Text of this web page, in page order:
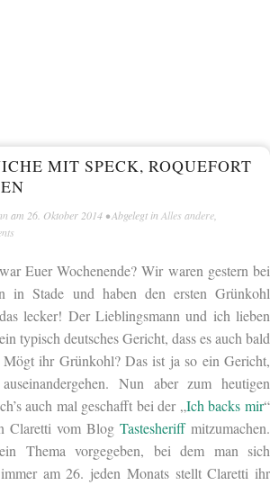
MIT SPECK, ROQUEFORT
am 26. Oktober 2014 • Abgelegt in Alles andere
Euer Wochenende? Wir waren gestern bei
in Stade und haben den ersten Grünkohl
lecker! Der Lieblingsmann und ich lieben
typisch deutsches Gericht, dass es auch bald
ihr Grünkohl? Das ist ja so ein Gericht,
Nun aber zum heutigen
auch mal geschafft bei der „Ich backs mir“
Claretti vom Blog Tastesheriffmitzumachen.
Thema vorgegeben, bei dem man sich
am 26. jeden Monats stellt Claretti ihr